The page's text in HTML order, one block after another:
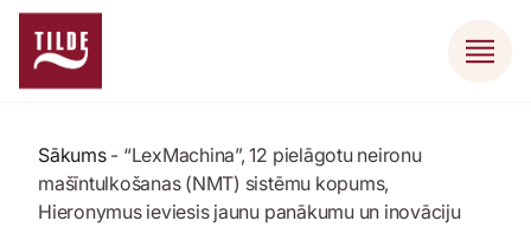
Sākums- “LexMachina”, 12 pielāgotu neironu
mašīntulkošanas (NMT) sistēmu kopums,
Hieronymus ieviesis jaunu panākumu un inovāciju